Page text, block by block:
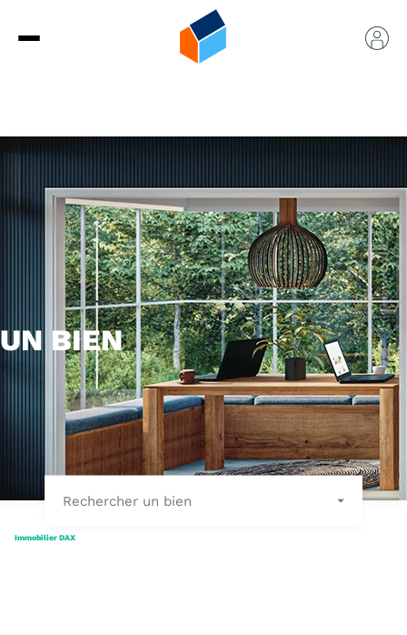
UN BIEN
Rechercher un bien
Immobilier DAX